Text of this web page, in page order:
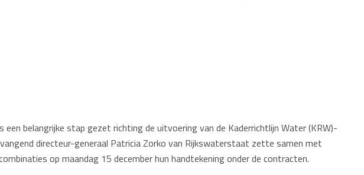
belangrijke stap gezet richting de uitvoering van de Kaderrichtlijn Water (KRW)-
directeur-generaal Patricia Zorko van Rijkswaterstaat zette samen met
op maandag 15 december hun handtekening onder de contracten.